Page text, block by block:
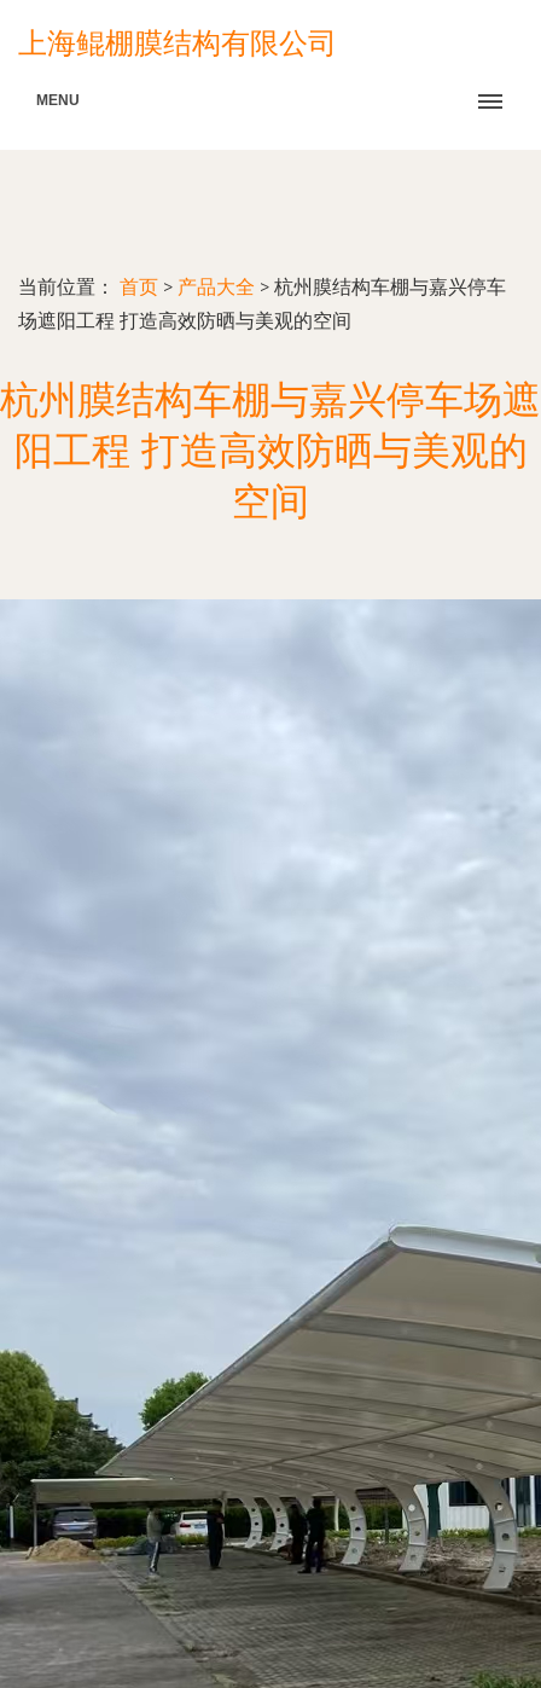
上海鲲棚膜结构有限公司
MENU
当前位置： 首页 > 产品大全 > 杭州膜结构车棚与嘉兴停车
场遮阳工程 打造高效防晒与美观的空间
杭州膜结构车棚与嘉兴停车场遮
阳工程 打造高效防晒与美观的
空间